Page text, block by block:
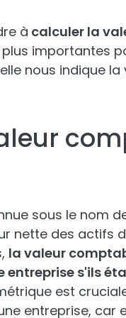
à calculer la
importantes
nous indique
sous le nom
nette des actifs
la valeur
s'ils
est
entreprise, car